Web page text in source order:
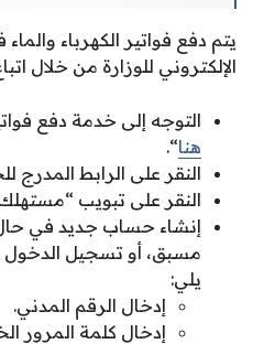
يتم دفع فواتير الكهرباء
الإلكتروني للوزارة من خلال
التوجه إلى خدمة دفع
هنا“.
النقر على الرابط
النقر على تبويب
إنشاء حساب جديد في
مسبق، أو تسجيل
يلي:
إدخال الرقم المدني.
إدخال كلمة المرور